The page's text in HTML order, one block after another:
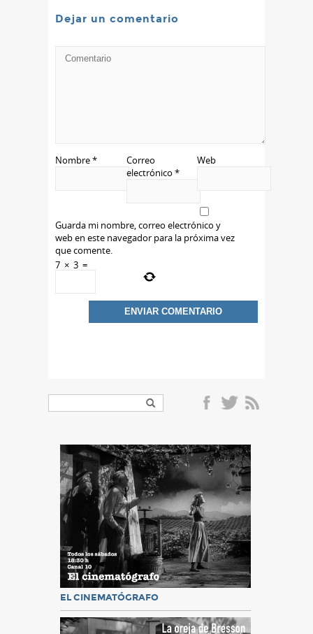
Dejar un comentario
Nombre*
Correo
electrónico *
Web
Guarda mi nombre, correo electrónico y
web en este navegador para la próxima vez
que comente.
7 × 3 =
EL CINEMATÓGRAFO